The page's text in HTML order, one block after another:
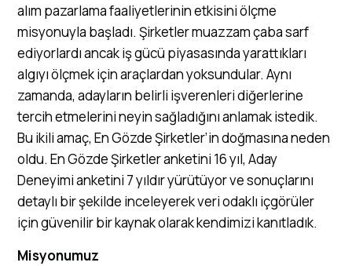
alım pazarlama faaliyetlerinin etkisini ölçme
misyonuyla başladı. Şirketler muazzam çaba sarf
ediyorlardı ancak iş gücü piyasasında yarattıkları
algıyı ölçmek için araçlardan yoksundular. Aynı
zamanda, adayların belirli işverenleri diğerlerine
tercih etmelerini neyin sağladığını anlamak istedik.
Bu ikili amaç, En Gözde Şirketler’in doğmasına neden
oldu. En Gözde Şirketler anketini 16 yıl, Aday
Deneyimi anketini 7 yıldır yürütüyor ve sonuçlarını
detaylı bir şekilde inceleyerek veri odaklı içgörüler
için güvenilir bir kaynak olarak kendimizi kanıtladık.
Misyonumuz